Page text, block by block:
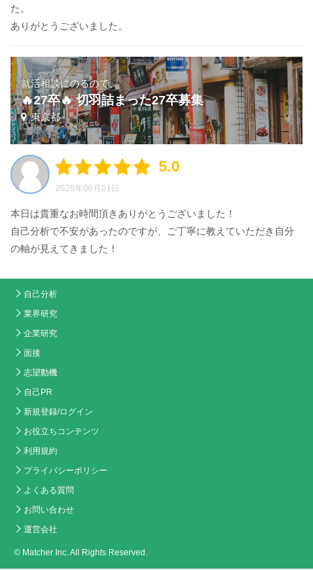
た。
ありがとうございました。
就活相談にのるので、
🔥27卒🔥 切羽詰まった27卒募集
東京都
5.0
2026年06月01日
本日は貴重なお時間頂きありがとうございました！
自己分析で不安があったのですが、ご丁寧に教えていただき自分
の軸が見えてきました！
自己分析
業界研究
企業研究
面接
志望動機
自己PR
新規登録/ログイン
お役立ちコンテンツ
利用規約
プライバシーポリシー
よくある質問
お問い合わせ
運営会社
© Matcher Inc. All Rights Reserved.